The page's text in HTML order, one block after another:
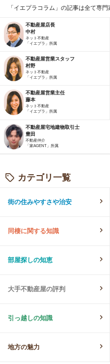
「イエプラコラム」の記事は全て専
不動産屋店長
中村
ネット不動産
「イエプラ」所属
不動産屋営業スタッフ
村野
ネット不動産
「イエプラ」所属
不動産屋営業主任
藤本
ネット不動産
「イエプラ」所属
不動産屋宅地建物取引士
豊田
不動産仲介
「家AGENT」所属
カテゴリ一覧
街の住みやすさや治安
同棲に関する知識
部屋探しの知恵
大手不動産屋の評判
引っ越しの知識
地方の魅力